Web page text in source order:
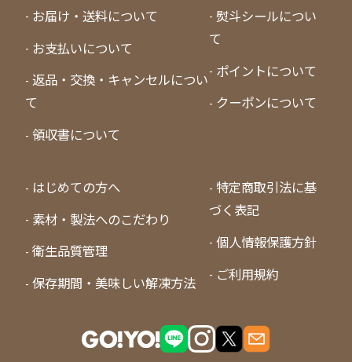
お届け・送料について
お支払いについて
返品・交換・キャンセルについ
て
領収書について
熨斗シールについ
て
ポイントについて
クーポンについて
はじめての方へ
素材・製法へのこだわり
衛生品質管理
保存期間・美味しい解凍方法
特定商取引法に基
づく表記
個人情報保護方針
ご利用規約